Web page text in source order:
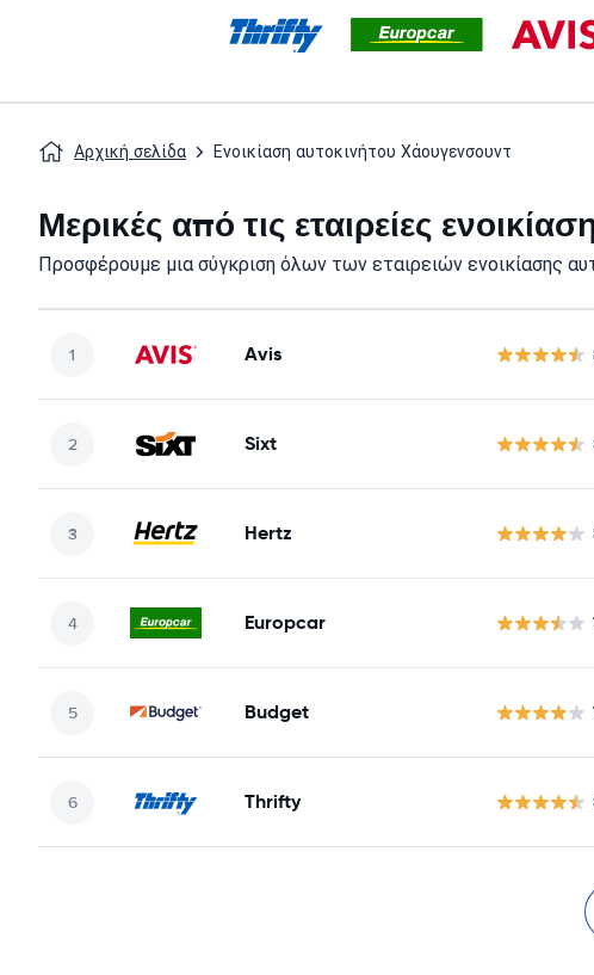
Αρχική σελίδα Ενοικίαση αυτοκινήτου Χάουγενσουντ
Μερικές από τις εταιρείες
Προσφέρουμε μια σύγκριση όλων των εταιρειών ενοικίασης
Avis
Sixt
Hertz
Europcar
Budget
Thrifty